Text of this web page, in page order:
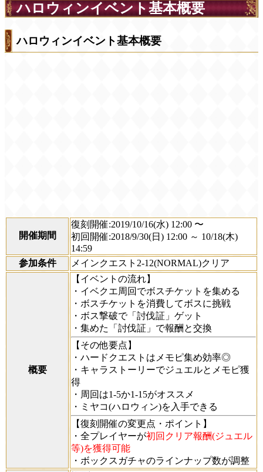
ハロウィンイベント基本概要
ハロウィンイベント基本概要
開催期間
復刻開催:2019/10/16(水) 12:00 〜
初回開催:2018/9/30(日) 12:00 ～ 10/18(木)
14:59
参加条件
メインクエスト2-12(NORMAL)クリア
概要
【イベントの流れ】
・イベクエ周回でボスチケットを集める
・ボスチケットを消費してボスに挑戦
・ボス撃破で「討伐証」ゲット
・集めた「討伐証」で報酬と交換
【その他要点】
・ハードクエストはメモピ集め効率◎
・キャラストーリーでジュエルとメモピ獲
得
・周回は1-5か1-15がオススメ
・ミヤコ(ハロウィン)を入手できる
【復刻開催の変更点・ポイント】
・全プレイヤーが初回クリア報酬(ジュエル
等)を獲得可能
・ボックスガチャのラインナップ数が調整